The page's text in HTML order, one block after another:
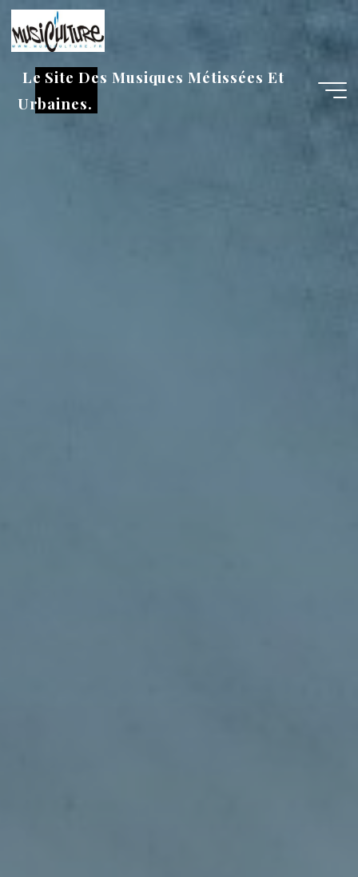
Aller
au
contenu
Le Site Des Musiques Métissées Et
Urbaines.